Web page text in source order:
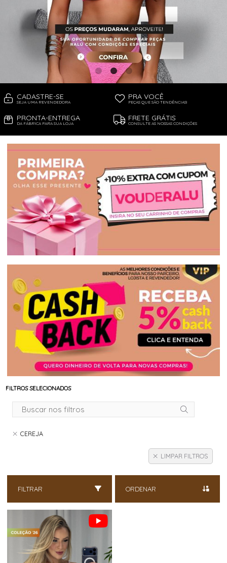
PIJAMA FEMININO
PIJAMA INFANTIL
PIJAMA MASCULINO
RASTEIRAS E PAPETES
ROUPÃO
SAÍDAS DE PRAIA
SANDÁLIAS
SHORTS E SAIAS
TÊNIS
TOP DE BIQUÍNI
TRICOTS
VESTIDOS
CADASTRE-SE
SEJA UMA REVENDEDORA
PRA VOCÊ
PEÇAS QUE SÃO TENDÊNCIAS!
PRONTA-ENTREGA
DA FÁBRICA PARA SUA LOJA
FRETE GRÁTIS
CONSULTE AS NOSSAS CONDIÇÕES
FILTROS SELECIONADOS
CEREJA
LIMPAR FILTROS
FILTRAR ORDENAR